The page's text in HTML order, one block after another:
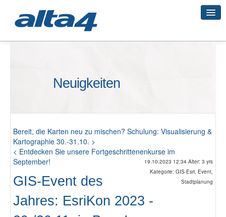
Geo-Cloud
Smart City
Neuigkeiten
Bereit, die Karten neu zu mischen? Schulung: Visualisierung &
Kartographie 30.-31.10. >
< Entdecken Sie unsere Fortgeschrittenenkurse im
September!
19.10.2023 12:34 Alter: 3 yrs
Kategorie: GIS-Esri, Event,
Stadtplanung
GIS-Event des
Jahres: EsriKon 2023 -